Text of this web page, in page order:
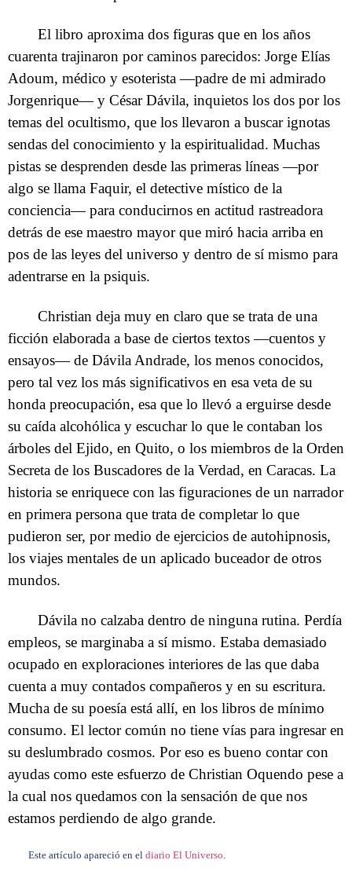
El libro aproxima dos figuras que en los años
cuarenta trajinaron por caminos parecidos: Jorge Elías
Adoum, médico y esoterista —padre de mi admirado
Jorgenrique— y César Dávila, inquietos los dos por los
temas del ocultismo, que los llevaron a buscar ignotas
sendas del conocimiento y la espiritualidad. Muchas
pistas se desprenden desde las primeras líneas —por
algo se llama Faquir, el detective místico de la
conciencia— para conducirnos en actitud rastreadora
detrás de ese maestro mayor que miró hacia arriba en
pos de las leyes del universo y dentro de sí mismo para
adentrarse en la psiquis.
Christian deja muy en claro que se trata de una
ficción elaborada a base de ciertos textos —cuentos y
ensayos— de Dávila Andrade, los menos conocidos,
pero tal vez los más significativos en esa veta de su
honda preocupación, esa que lo llevó a erguirse desde
su caída alcohólica y escuchar lo que le contaban los
árboles del Ejido, en Quito, o los miembros de la Orden
Secreta de los Buscadores de la Verdad, en Caracas. La
historia se enriquece con las figuraciones de un narrador
en primera persona que trata de completar lo que
pudieron ser, por medio de ejercicios de autohipnosis,
los viajes mentales de un aplicado buceador de otros
mundos.
Dávila no calzaba dentro de ninguna rutina. Perdía
empleos, se marginaba a sí mismo. Estaba demasiado
ocupado en exploraciones interiores de las que daba
cuenta a muy contados compañeros y en su escritura.
Mucha de su poesía está allí, en los libros de mínimo
consumo. El lector común no tiene vías para ingresar en
su deslumbrado cosmos. Por eso es bueno contar con
ayudas como este esfuerzo de Christian Oquendo pese a
la cual nos quedamos con la sensación de que nos
estamos perdiendo de algo grande.
Este artículo apareció en el diario El Universo.